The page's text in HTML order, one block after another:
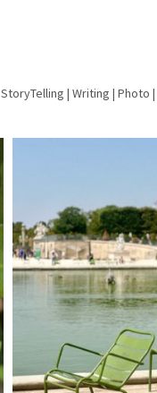
StoryTelling | Writing | Photo |